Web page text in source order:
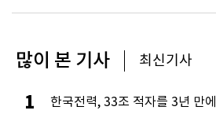
많이 본 기사 최신기사
1
한국전력, 33조 적자를 3년 만